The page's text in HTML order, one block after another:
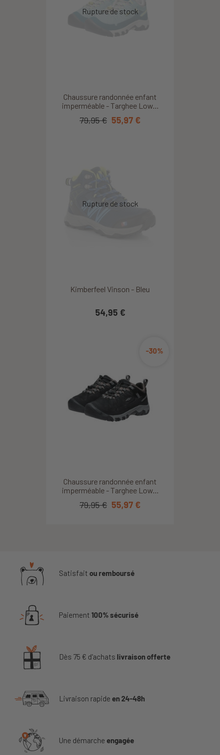
Chaussure randonnée enfant
imperméable - Targhee Low...
79,95 € 55,97 €
Kimberfeel Vinson - Bleu
54,95 €
Chaussure randonnée enfant
imperméable - Targhee Low...
-30%
79,95 € 55,97 €
Satisfait ou remboursé
Paiement 100% sécurisé
Dès 75 € d'achats livraison offerte
Livraison rapide en 24-48h
Une démarche engagée